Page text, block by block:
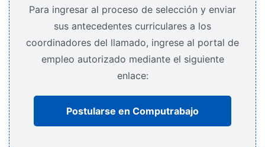
Para ingresar al proceso de selección y enviar
sus antecedentes curriculares a los
coordinadores del llamado, ingrese al portal de
empleo autorizado mediante el siguiente
enlace:
Postularse en Computrabajo